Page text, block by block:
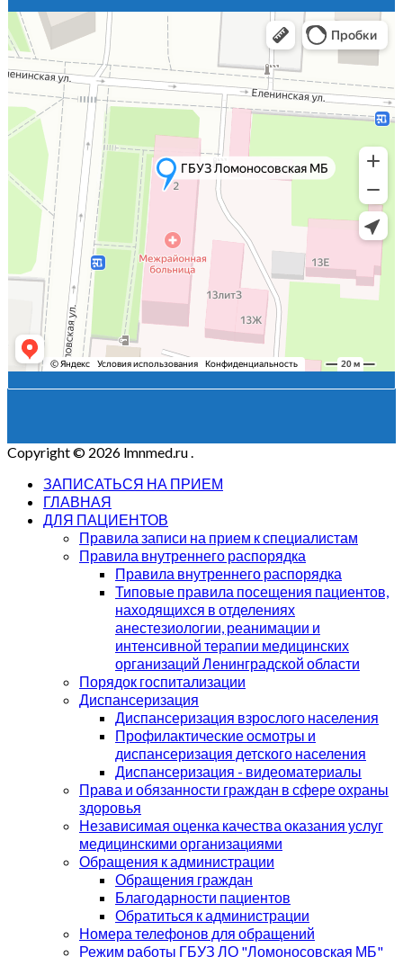
Copyright © 2026 lmnmed.ru.
ЗАПИСАТЬСЯ НА ПРИЕМ
ГЛАВНАЯ
ДЛЯ ПАЦИЕНТОВ
Правила записи на прием к специалистам
Правила внутреннего распорядка
Правила внутреннего распорядка
Типовые правила посещения пациентов,
находящихся в отделениях
анестезиологии, реанимации и
интенсивной терапии медицинских
организаций Ленинградской области
Порядок госпитализации
Диспансеризация
Диспансеризация взрослого населения
Профилактические осмотры и
диспансеризация детского населения
Диспансеризация - видеоматериалы
Права и обязанности граждан в сфере охраны
здоровья
Независимая оценка качества оказания услуг
медицинскими организациями
Обращения к администрации
Обращения граждан
Благодарности пациентов
Обратиться к администрации
Номера телефонов для обращений
Режим работы ГБУЗ ЛО "Ломоносовская МБ"